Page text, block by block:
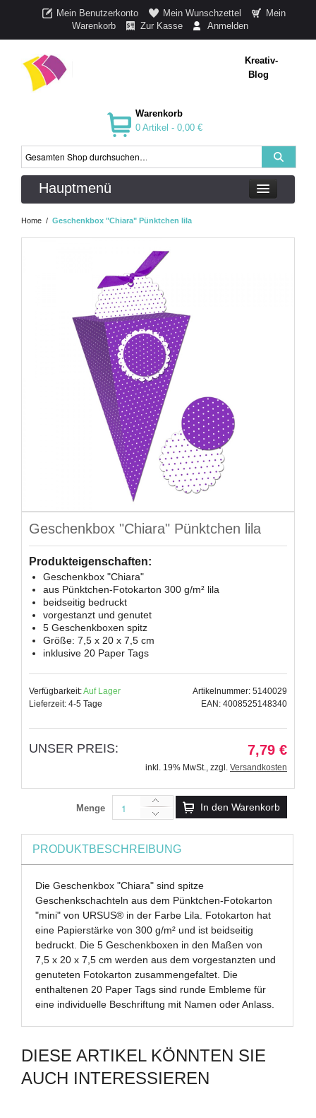
Mein Benutzerkonto Mein Wunschzettel
Mein
Warenkorb
Zur Kasse Anmelden
Kreativ-
Blog
Warenkorb
0 Artikel - 0,00 €
Hauptmenü
Home / Geschenkbox "Chiara" Pünktchen lila
Geschenkbox "Chiara" Pünktchen lila
Produkteigenschaften:
Geschenkbox "Chiara"
aus Pünktchen-Fotokarton 300 g/m² lila
beidseitig bedruckt
vorgestanzt und genutet
5 Geschenkboxen spitz
Größe: 7,5 x 20 x 7,5 cm
inklusive 20 Paper Tags
Verfügbarkeit:Auf Lager
Lieferzeit: 4-5 Tage
Artikelnummer: 5140029
EAN: 4008525148340
UNSER PREIS: 7,79 €
inkl. 19% MwSt., zzgl. Versandkosten
Menge In den Warenkorb
PRODUKTBESCHREIBUNG
Die Geschenkbox "Chiara" sind spitze
Geschenkschachteln aus dem Pünktchen-Fotokarton
"mini" von URSUS® in der Farbe Lila. Fotokarton hat
eine Papierstärke von 300 g/m² und ist beidseitig
bedruckt. Die 5 Geschenkboxen in den Maßen von
7,5 x 20 x 7,5 cm werden aus dem vorgestanzten und
genuteten Fotokarton zusammengefaltet. Die
enthaltenen 20 Paper Tags sind runde Embleme für
eine individuelle Beschriftung mit Namen oder Anlass.
DIESE ARTIKEL KÖNNTEN SIE
AUCH INTERESSIEREN